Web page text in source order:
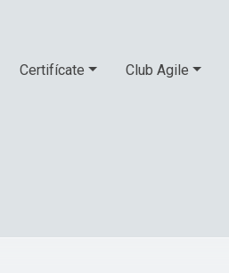
Certifícate Club Agile